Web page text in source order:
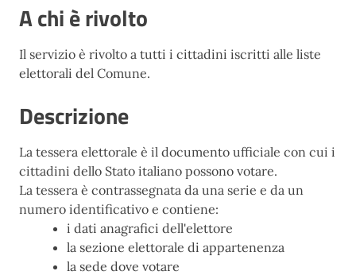
A chi è rivolto
Il servizio è rivolto a tutti i cittadini iscritti alle liste
elettorali del Comune.
Descrizione
La tessera elettorale è il documento ufficiale con cui i
cittadini dello Stato italiano possono votare.
La tessera è contrassegnata da una serie e da un
numero identificativo e contiene:
i dati anagrafici dell'elettore
la sezione elettorale di appartenenza
la sede dove votare